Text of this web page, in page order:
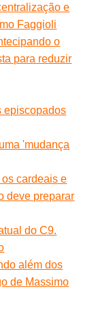
e
Faggioli
o
para reduzir
episcopados
'mudança
cardeais e
deve preparar
do C9.
além dos
de Massimo